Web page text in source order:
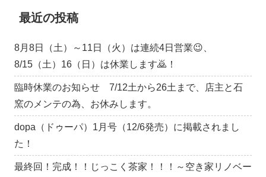
最近の投稿
8月8日（土）～11日（火）は連続4日営業😉、
8/15（土）16（日）は休業します🙇！
臨時休業のお知らせ 7/12土から26土まで、店主と石
窯のメンテの為、お休みします。
dopa（ドゥーパ）1月号（12/6発売）に掲載されまし
た！
最終回！完成！！じっこく茶家！！！～空き家リノベー